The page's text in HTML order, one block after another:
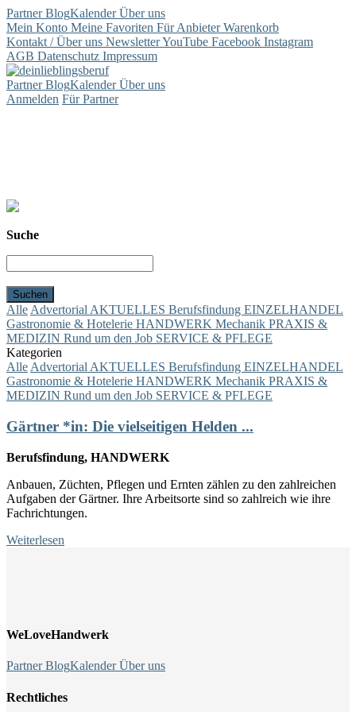
PartnerBlogKalenderÜber uns
Mein Konto Meine Favoriten Für AnbieterWarenkorb
Kontakt / Über uns NewsletterYouTube Facebook Instagram
AGB Datenschutz Impressum
PartnerBlogKalenderÜber uns
Anmelden Für Partner
Suche
AlleAdvertorialAKTUELLES Berufsfindung EINZELHANDEL
Gastronomie & Hotelerie HANDWERK Mechanik PRAXIS &
MEDIZIN Rund um den Job SERVICE & PFLEGE
Kategorien
AlleAdvertorialAKTUELLES Berufsfindung EINZELHANDEL
Gastronomie & Hotelerie HANDWERK Mechanik PRAXIS &
MEDIZIN Rund um den Job SERVICE & PFLEGE
Gärtner *in: Die vielseitigen Helden ...
Berufsfindung, HANDWERK
Anbauen, Züchten, Pflegen und Ernten zählen zu den zahlreichen
Aufgaben der Gärtner. Ihre Arbeitsorte sind so zahlreich wie ihre
Fachrichtungen.
Weiterlesen
WeLoveHandwerk
PartnerBlogKalenderÜber uns
Rechtliches